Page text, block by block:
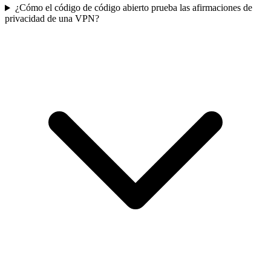
¿Cómo el código de código abierto prueba las afirmaciones de
privacidad de una VPN?